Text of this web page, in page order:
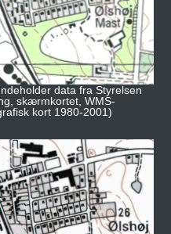
data fra Styrelsen
skærmkortet, WMS-
kort 1980-2001)